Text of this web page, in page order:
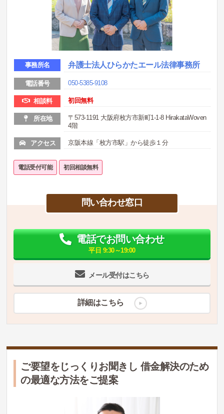
事務所名 弁護士法人ひらかたエール法律事務所
電話番号 050-5385-9108
相談料 初回無料
所在地
〒573-1191 大阪府枚方市新町1-1-8 HirakataWoven
4階
アクセス 京阪本線「枚方市駅」から徒歩１分
電話受付可能 初回相談無料
問い合わせ窓口
メール受付はこちら
電話でお問い合わせ
平日 9:30～19:00
詳細はこちら
ご要望をじっくりお聞きし 借金解決のため
の最適な方法をご提案